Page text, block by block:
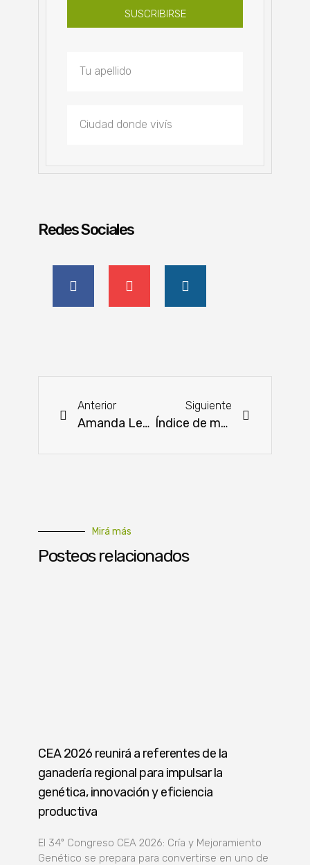
SUSCRIBIRSE
Redes Sociales
Anterior
Amanda León Alder asumió la presidencia del CAH en un acto oficial
Siguiente
Índice de morosidad ponderado alcanza el 8,9 % al 30 de junio
Mirá más
Posteos relacionados
CEA 2026 reunirá a referentes de la
ganadería regional para impulsar la
genética, innovación y eficiencia
productiva
El 34º Congreso CEA 2026: Cría y Mejoramiento
Genético se prepara para convertirse en uno de